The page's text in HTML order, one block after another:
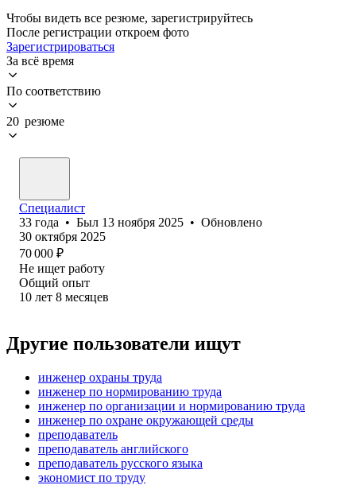
Чтобы видеть все резюме, зарегистрируйтесь
После регистрации откроем фото
Зарегистрироваться
За всё время
По соответствию
20 резюме
Специалист
33 года • Был 13 ноября 2025 • Обновлено
30 октября 2025
70 000 ₽
Не ищет работу
Общий опыт
10 лет 8 месяцев
Другие пользователи ищут
инженер охраны труда
инженер по нормированию труда
инженер по организации и нормированию труда
инженер по охране окружающей среды
преподаватель
преподаватель английского
преподаватель русского языка
экономист по труду